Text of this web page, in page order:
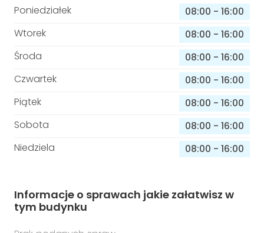
Poniedziałek 08:00 - 16:00
Wtorek
08:00 - 16:00
Środa
08:00 - 16:00
Czwartek
08:00 - 16:00
Piątek
08:00 - 16:00
Sobota
08:00 - 16:00
Niedziela
08:00 - 16:00
Informacje o sprawach jakie załatwisz w
tym budynku